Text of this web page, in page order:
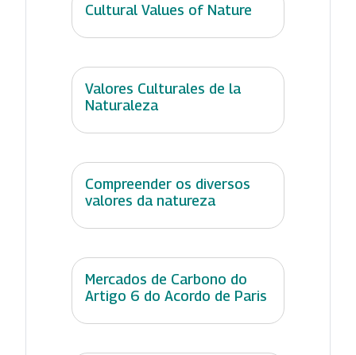
Cultural Values of Nature
Valores Culturales de la
Naturaleza
Compreender os diversos
valores da natureza
Mercados de Carbono do
Artigo 6 do Acordo de Paris